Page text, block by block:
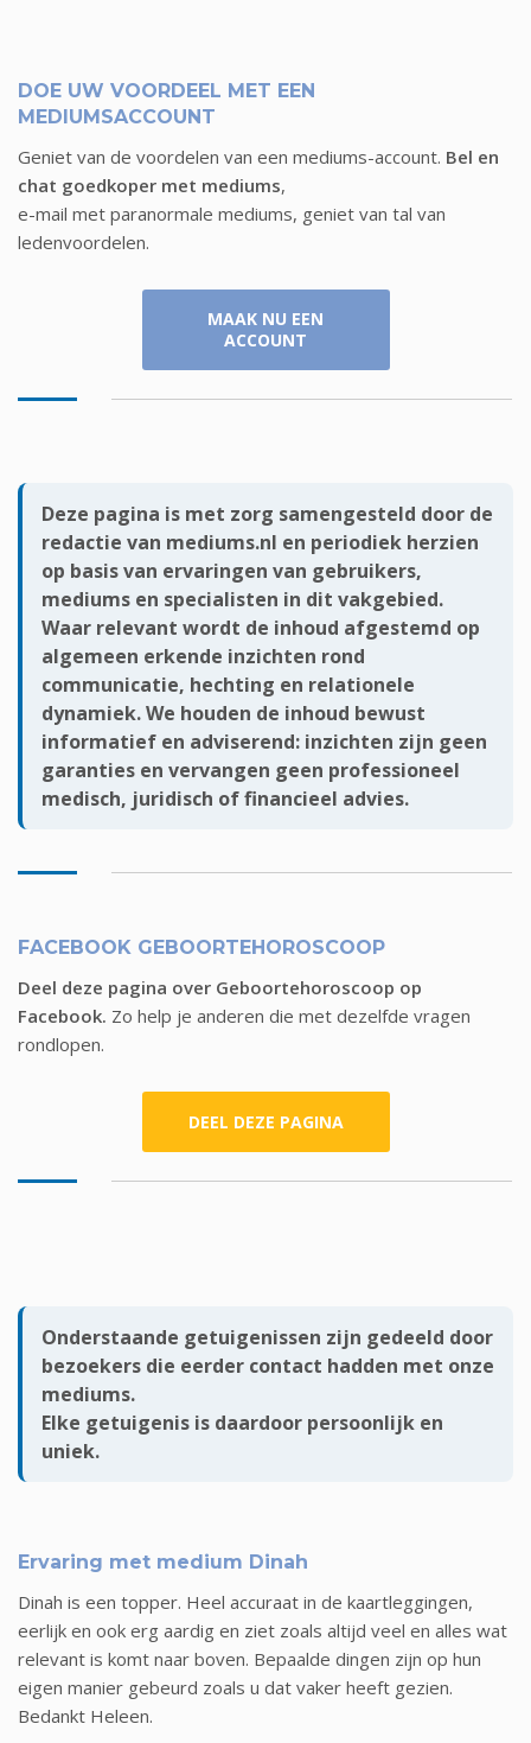
DOE UW VOORDEEL MET EEN
MEDIUMSACCOUNT
Geniet van de voordelen van een mediums-account. Bel en
chat goedkoper met mediums,
e-mail met paranormale mediums, geniet van tal van
ledenvoordelen.
MAAK NU EEN
ACCOUNT
Deze pagina is met zorg samengesteld door de
redactie van mediums.nl en periodiek herzien
op basis van ervaringen van gebruikers,
mediums en specialisten in dit vakgebied.
Waar relevant wordt de inhoud afgestemd op
algemeen erkende inzichten rond
communicatie, hechting en relationele
dynamiek. We houden de inhoud bewust
informatief en adviserend: inzichten zijn geen
garanties en vervangen geen professioneel
medisch, juridisch of financieel advies.
FACEBOOK GEBOORTEHOROSCOOP
Deel deze pagina over Geboortehoroscoop op
Facebook. Zo help je anderen die met dezelfde vragen
rondlopen.
DEEL DEZE PAGINA
Onderstaande getuigenissen zijn gedeeld door
bezoekers die eerder contact hadden met onze
mediums.
Elke getuigenis is daardoor persoonlijk en
uniek.
Ervaring met medium Dinah
Dinah is een topper. Heel accuraat in de kaartleggingen,
eerlijk en ook erg aardig en ziet zoals altijd veel en alles wat
relevant is komt naar boven. Bepaalde dingen zijn op hun
eigen manier gebeurd zoals u dat vaker heeft gezien.
Bedankt Heleen.